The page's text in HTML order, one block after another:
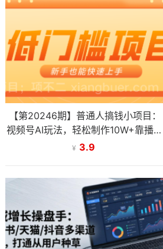
【第20246期】普通人搞钱小项目：
视频号AI玩法，轻松制作10W+靠播放
量月入万元
¥ 3.9